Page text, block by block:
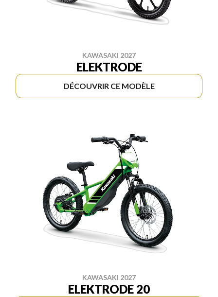
KAWASAKI 2027
ELEKTRODE
DÉCOUVRIR CE MODÈLE
KAWASAKI 2027
ELEKTRODE 20